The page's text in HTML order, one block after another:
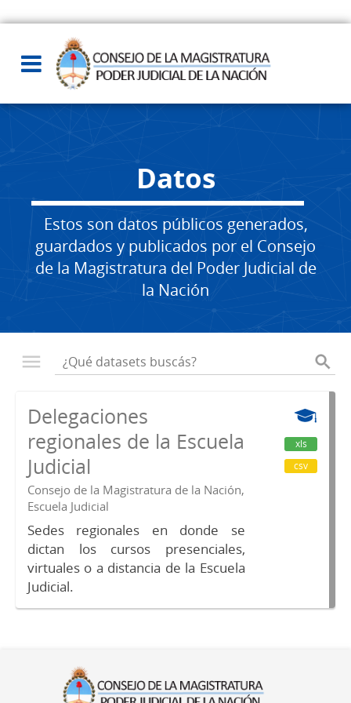
Datos
Estos son datos públicos generados,
guardados y publicados por el Consejo
de la Magistratura del Poder Judicial de
la Nación
Delegaciones
regionales de la Escuela
Judicial
Consejo de la Magistratura de la Nación,
Escuela Judicial
Sedes regionales en donde se
dictan los cursos presenciales,
virtuales o a distancia de la Escuela
Judicial.
xls
csv